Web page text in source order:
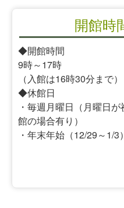
開館時
◆開館時間
9時～17時
（入館は16時30分まで）
◆休館日
・毎週月曜日（月曜日
館の場合有り）
・年末年始（12/29～1/3）